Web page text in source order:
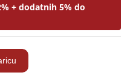
+ dodatnih 5% do